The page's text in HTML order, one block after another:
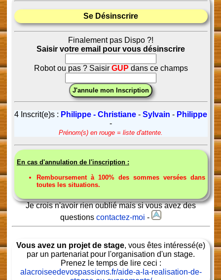
Se Désinscrire
Finalement pas Dispo ?!
Saisir votre email pour vous désinscrire
Robot ou pas ? Saisir GUP dans ce champs
4 Inscrit(e)s : Philippe - Christiane -Sylvain - Philippe
-
Prénom(s) en rouge = liste d'attente.
En cas d'annulation de l'inscription :
Remboursement à 100% des sommes versées dans
toutes les situations.
Je crois n'avoir rien oublié mais si vous avez des
questionscontactez-moi -
Vous avez un projet de stage, vous êtes intéressé(e)
par un partenariat pour l'organisation d'un stage.
Prenez le temps de lire ceci :
alacroiseedevospassions.fr/aide-a-la-realisation-de-